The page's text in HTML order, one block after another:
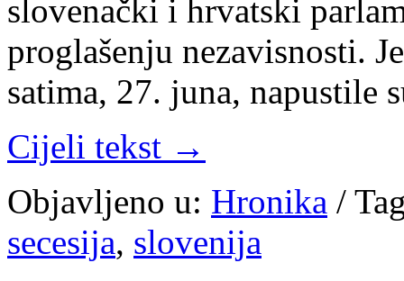
slovenački i hrvatski
proglašenju nezavisnosti.
satima, 27. juna, napustile
Cijeli tekst →
Objavljeno u: Hronika /
secesija, slovenija